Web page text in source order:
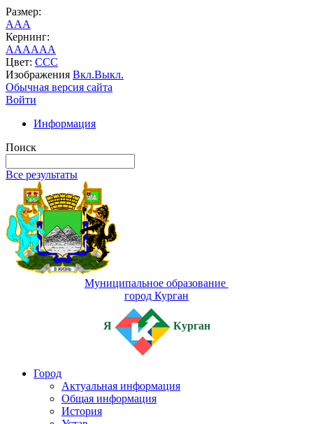
Размер:
AAA
Кернинг:
AAAAAA
Цвет: CCC
Изображения Вкл.Выкл.
Обычная версия сайта
Войти
Информация
Поиск
Все результаты
Муниципальное образование
город Курган
Я Курган
Город
Актуальная информация
Общая информация
История